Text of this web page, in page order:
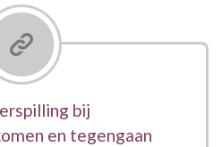
bij
en tegengaan